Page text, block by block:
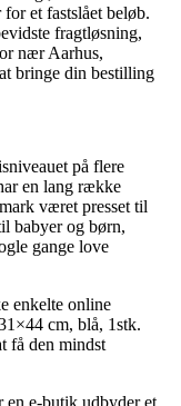
et fastslået beløb.
fragtløsning,
nær Aarhus,
bringe din bestilling
på flere
en lang række
været presset til
babyer og børn,
gange love
enkelte online
cm, blå, 1stk.
få den mindst
e-butik udbyder et